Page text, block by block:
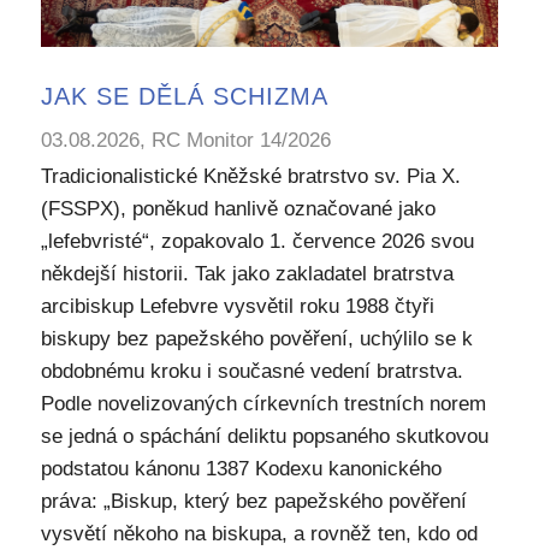
JAK SE DĚLÁ SCHIZMA
03.08.2026, RC Monitor 14/2026
Tradicionalistické Kněžské bratrstvo sv. Pia X.
(FSSPX), poněkud hanlivě označované jako
„lefebvristé“, zopakovalo 1. července 2026 svou
někdejší historii. Tak jako zakladatel bratrstva
arcibiskup Lefebvre vysvětil roku 1988 čtyři
biskupy bez papežského pověření, uchýlilo se k
obdobnému kroku i současné vedení bratrstva.
Podle novelizovaných církevních trestních norem
se jedná o spáchání deliktu popsaného skutkovou
podstatou kánonu 1387 Kodexu kanonického
práva: „Biskup, který bez papežského pověření
vysvětí někoho na biskupa, a rovněž ten, kdo od